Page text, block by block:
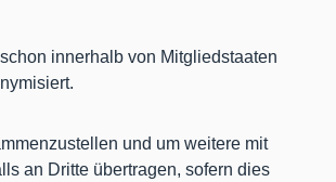
innerhalb von Mitgliedstaaten
und um weitere mit
an Dritte übertragen, sofern dies